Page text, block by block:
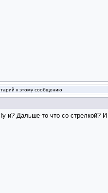
к этому сообщению
и? Дальше-то что со стрелкой?